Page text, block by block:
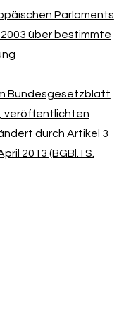
Parlaments
über bestimmte
Bundesgesetzblatt
veröffentlichten
durch Artikel 3
2013 (BGBl. I S.